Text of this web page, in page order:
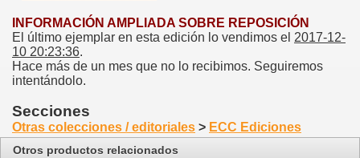
INFORMACIÓN AMPLIADA SOBRE REPOSICIÓN
El último ejemplar en esta edición lo vendimos el 2017-12-
10 20:23:36.
Hace más de un mes que no lo recibimos. Seguiremos
intentándolo.
Secciones
Otras colecciones / editoriales > ECC Ediciones
Otros productos relacionados